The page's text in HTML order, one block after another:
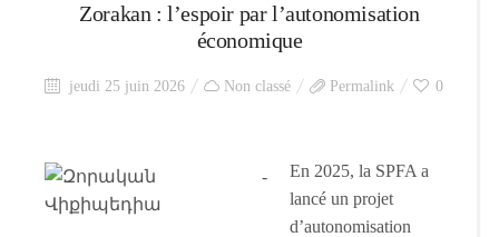
Zorakan : l’espoir par l’autonomisation
économique
jeudi 25 juin 2026 Non classé Permalink 0
En 2025, la SPFA a
lancé un projet
d’autonomisation